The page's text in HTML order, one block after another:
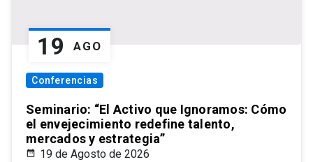
19 AGO
Conferencias
Seminario: “El Activo que Ignoramos: Cómo
el envejecimiento redefine talento,
mercados y estrategia”
19 de Agosto de 2026